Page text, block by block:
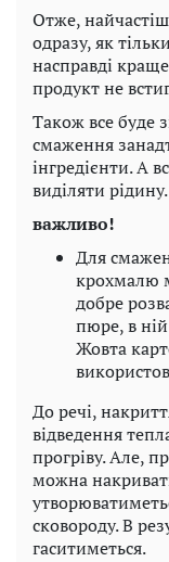
Отже,
одразу, як
насправді
продукт не
Також все буде
смаження
інгредієнти. А
виділяти рідину.
важливо!
Для
крохмалю
добре
пюре, в
Жовта
До речі,
відведення
прогріву. Але,
можна
сковороду. В
гаситиметься.